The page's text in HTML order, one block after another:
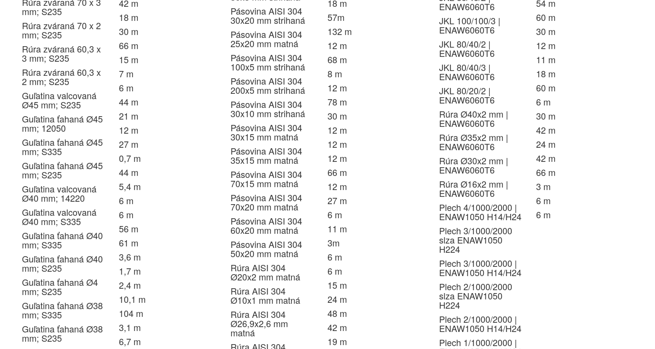
mm; S235
Rúra zváraná 70 x 2
mm; S235
Rúra zváraná 60,3 x
3 mm; S235
Rúra zváraná 60,3 x
2 mm; S235
Guľatina valcovaná
Ø45 mm; S235
Guľatina ťahaná Ø45
mm; 12050
Guľatina ťahaná Ø45
mm; S335
Guľatina ťahaná Ø45
mm; S235
Guľatina valcovaná
Ø40 mm; 14220
Guľatina valcovaná
Ø40 mm; S335
Guľatina ťahaná Ø40
mm; S335
Guľatina ťahaná Ø40
mm; S235
Guľatina ťahaná Ø4
mm; S235
Guľatina ťahaná Ø38
mm; S335
Guľatina ťahaná Ø38
mm; S235
42 m
18 m
30 m
66 m
15 m
7 m
6 m
44 m
21 m
12 m
27 m
0,7 m
44 m
5,4 m
6 m
6 m
56 m
61 m
3,6 m
1,7 m
2,4 m
10,1 m
104 m
3,1 m
6,7 m
Pásovina AISI 304
30x20 mm strihaná
Pásovina AISI 304
25x20 mm matná
Pásovina AISI 304
100x5 mm strihaná
Pásovina AISI 304
200x5 mm strihaná
Pásovina AISI 304
30x10 mm strihaná
Pásovina AISI 304
30x15 mm matná
Pásovina AISI 304
35x15 mm matná
Pásovina AISI 304
70x15 mm matná
Pásovina AISI 304
70x20 mm matná
Pásovina AISI 304
60x20 mm matná
Pásovina AISI 304
50x20 mm matná
Rúra AISI 304
Ø20x2 mm matná
Rúra AISI 304
Ø10x1 mm matná
Rúra AISI 304
Ø26,9x2,6 mm
matná
18 m
57m
132 m
12 m
68 m
8 m
12 m
78 m
30 m
12 m
12 m
12 m
66 m
12 m
27 m
6 m
11 m
3m
6 m
6 m
15 m
24 m
48 m
42 m
19 m
ENAW6060T6
JKL 100/100/3 |
ENAW6060T6
JKL 80/40/2 |
ENAW6060T6
JKL 80/40/3 |
ENAW6060T6
JKL 80/20/2 |
ENAW6060T6
Rúra Ø40x2 mm |
ENAW6060T6
Rúra Ø35x2 mm |
ENAW6060T6
Rúra Ø30x2 mm |
ENAW6060T6
Rúra Ø16x2 mm |
ENAW6060T6
Plech 4/1000/2000 |
ENAW1050 H14/H24
Plech 3/1000/2000
slza ENAW1050
H224
Plech 3/1000/2000 |
ENAW1050 H14/H24
Plech 2/1000/2000
slza ENAW1050
H224
Plech 2/1000/2000 |
ENAW1050 H14/H24
Plech 1/1000/2000 |
54 m
60 m
30 m
12 m
11 m
18 m
60 m
6 m
30 m
42 m
24 m
42 m
66 m
3 m
6 m
6 m